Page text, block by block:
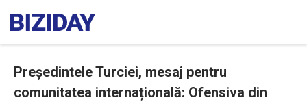
Președintele Turciei, mesaj pentru
comunitatea internațională: Ofensiva din